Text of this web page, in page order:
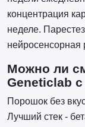
концентрация
неделе.
нейросенсорная
Можно ли
Geneticlab
Порошок без
Лучший стек -